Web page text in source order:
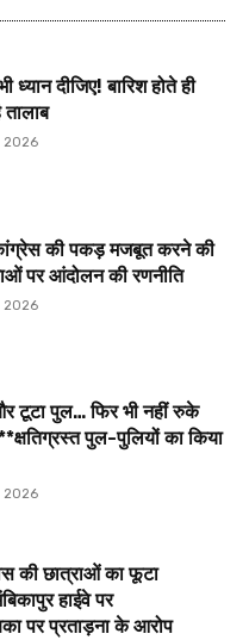
ध्यान दीजिए! बारिश होते ही
2026
की पकड़ मजबूत करने की
पर आंदोलन की रणनीति
2026
टूटा पुल… फिर भी नहीं रुके
पुल-पुलियों का किया
2026
की छात्राओं का फूटा
हाईवे पर
पर प्रताड़ना के आरोप